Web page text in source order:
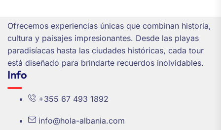
Ofrecemos experiencias únicas que combinan historia,
cultura y paisajes impresionantes. Desde las playas
paradisíacas hasta las ciudades históricas, cada tour
está diseñado para brindarte recuerdos inolvidables.
Info
+355 67 493 1892
info@hola-albania.com